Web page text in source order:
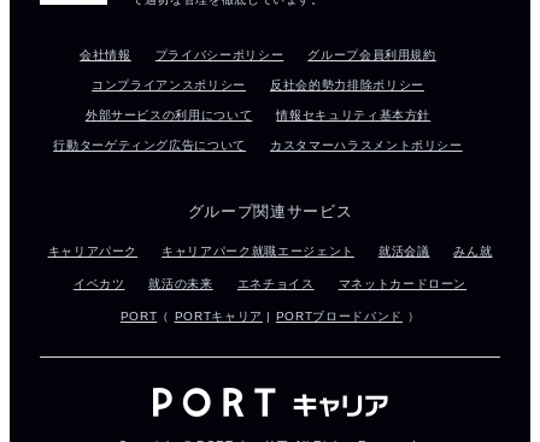
会社情報 プライバシーポリシー グループ会員利用規約
コンプライアンスポリシー 反社会的勢力排除ポリシー
外部サービスの利用について 情報セキュリティ基本方針
行動ターゲティング広告について カスタマーハラスメントポリシー